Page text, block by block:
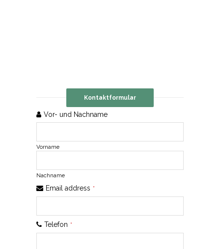
Kontaktformular
Vor- und Nachname
Vorname
Nachname
Email address *
Telefon *